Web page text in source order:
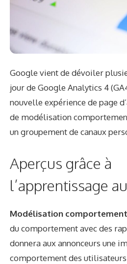
Google vient de dévoiler
jour de Google Analytics 4
nouvelle expérience de page
de modélisation
un groupement de canaux
Aperçus grâce à
l’apprentissage
Modélisation
du comportement avec des
donnera aux annonceurs une
comportement des